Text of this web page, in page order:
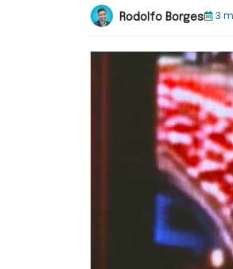
Rodolfo Borges 3